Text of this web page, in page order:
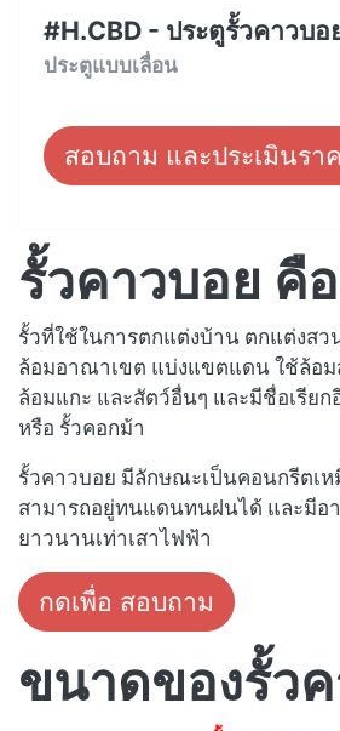
#H.CBD - ประตูรั้วคาวบอ
ประตูแบบเลื่อน
สอบถาม และประเมินรา
รั้วคาวบอย คือ
รั้วที่ใช้ในการตกแต่งบ้าน ตกแต่งสว
ล้อมอาณาเขต แบ่งแขตแดน ใช้ล้อม
ล้อมแกะ และสัตว์อื่นๆ และมีชื่อเรียก
หรือ รั้วคอกม้า
รั้วคาวบอย มีลักษณะเป็นคอนกรีตเห
สามารถอยู่ทนแดนทนฝนได้ และมีอ
ยาวนานเท่าเสาไฟฟ้า
กดเพื่อ สอบถาม
ขนาดของรั้ว